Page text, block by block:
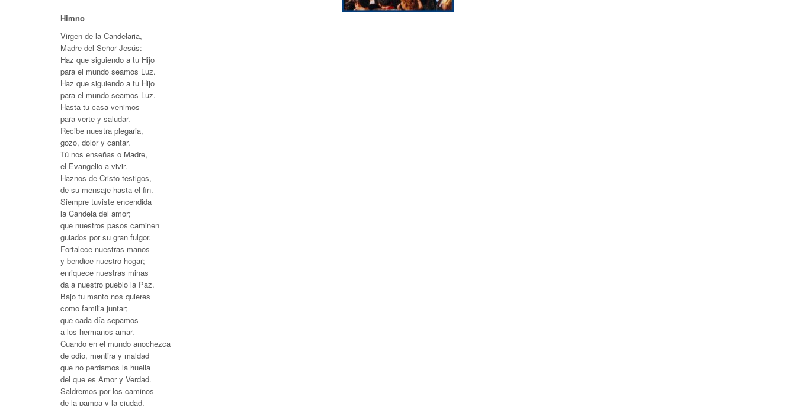
Himno
Virgen de la Candelaria,
Madre del Señor Jesús:
Haz que siguiendo a tu Hijo
para el mundo seamos Luz.
Haz que siguiendo a tu Hijo
para el mundo seamos Luz.
Hasta tu casa venimos
para verte y saludar.
Recibe nuestra plegaria,
gozo, dolor y cantar.
Tú nos enseñas o Madre,
el Evangelio a vivir.
Haznos de Cristo testigos,
de su mensaje hasta el fin.
Siempre tuviste encendida
la Candela del amor;
que nuestros pasos caminen
guiados por su gran fulgor.
Fortalece nuestras manos
y bendice nuestro hogar;
enriquece nuestras minas
da a nuestro pueblo la Paz.
Bajo tu manto nos quieres
como familia juntar;
que cada día sepamos
a los hermanos amar.
Cuando en el mundo anochezca
de odio, mentira y maldad
que no perdamos la huella
del que es Amor y Verdad.
Saldremos por los caminos
de la pampa y la ciudad,